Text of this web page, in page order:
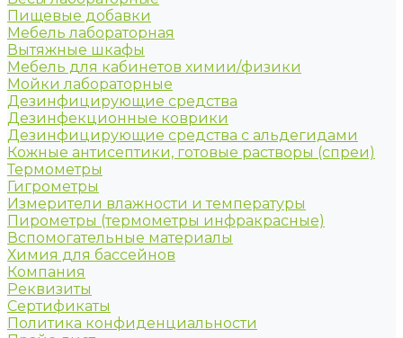
Пищевые добавки
Мебель лабораторная
Вытяжные шкафы
Мебель для кабинетов химии/физики
Мойки лабораторные
Дезинфицирующие средства
Дезинфекционные коврики
Дезинфицирующие средства с альдегидами
Кожные антисептики, готовые растворы (спреи)
Термометры
Гигрометры
Измерители влажности и температуры
Пирометры (термометры инфракрасные)
Вспомогательные материалы
Химия для бассейнов
Компания
Реквизиты
Сертификаты
Политика конфиденциальности